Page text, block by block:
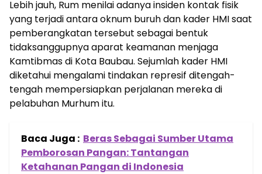
Lebih jauh, Rum menilai adanya insiden kontak fisik
yang terjadi antara oknum buruh dan kader HMI saat
pemberangkatan tersebut sebagai bentuk
tidaksanggupnya aparat keamanan menjaga
Kamtibmas di Kota Baubau. Sejumlah kader HMI
diketahui mengalami tindakan represif ditengah-
tengah mempersiapkan perjalanan mereka di
pelabuhan Murhum itu.
Baca Juga : Beras Sebagai Sumber Utama
Pemborosan Pangan: Tantangan
Ketahanan Pangan di Indonesia